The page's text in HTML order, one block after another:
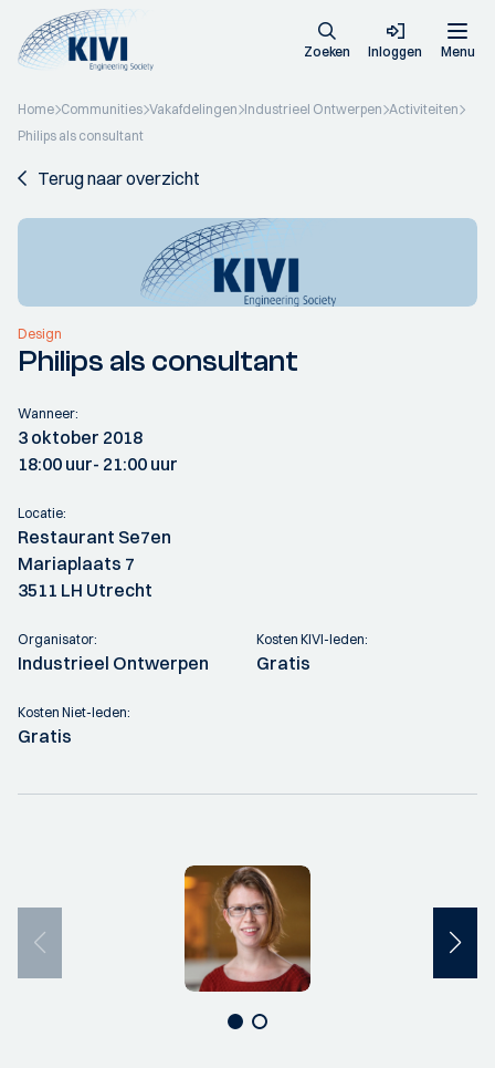
Zoeken Inloggen Menu
Home Communities Vakafdelingen Industrieel Ontwerpen Activiteiten
Philips als consultant
Terug naar overzicht
Design
Philips als consultant
Wanneer:
3 oktober 2018
18:00 uur- 21:00 uur
Locatie:
Restaurant Se7en
Mariaplaats 7
3511 LH Utrecht
Organisator:
Industrieel Ontwerpen
Kosten KIVI-leden:
Gratis
Kosten Niet-leden:
Gratis